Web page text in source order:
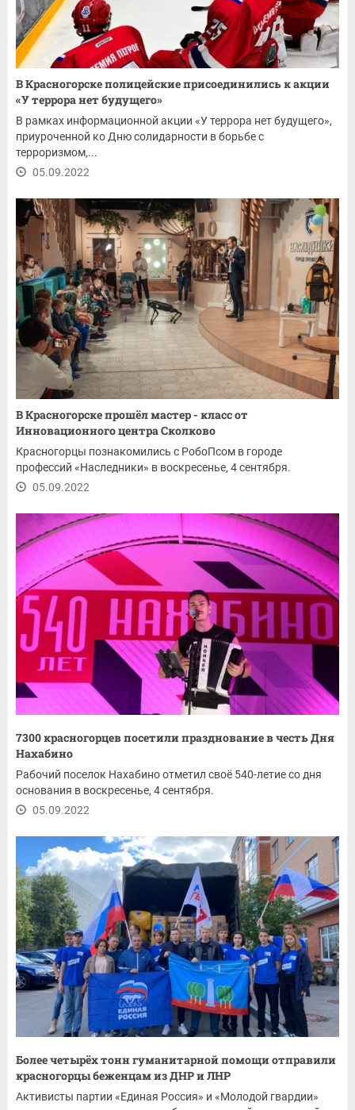
В Красногорске полицейские присоединились к акции
«У террора нет будущего»
В рамках информационной акции «У террора нет будущего»,
приуроченной ко Дню солидарности в борьбе с
терроризмом,...
05.09.2022
В Красногорске прошёл мастер - класс от
Инновационного центра Сколково
Красногорцы познакомились с РобоПсом в городе
профессий «Наследники» в воскресенье, 4 сентября.
05.09.2022
7300 красногорцев посетили празднование в честь Дня
Нахабино
Рабочий поселок Нахабино отметил своё 540-летие со дня
основания в воскресенье, 4 сентября.
05.09.2022
Более четырёх тонн гуманитарной помощи отправили
красногорцы беженцам из ДНР и ЛНР
Активисты партии «Единая Россия» и «Молодой гвардии»